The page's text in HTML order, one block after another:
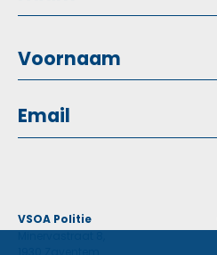
VSOA Politie